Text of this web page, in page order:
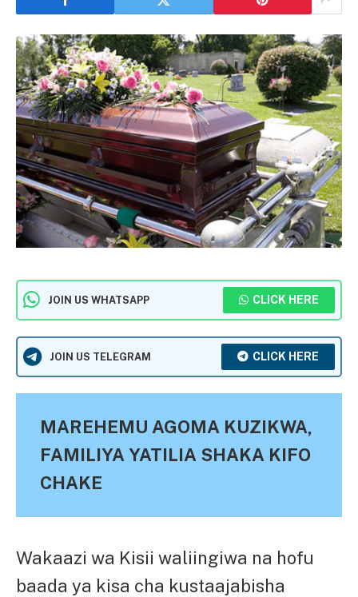
JOIN US WHATSAPP CLICK HERE
JOIN US TELEGRAM CLICK HERE
MAREHEMU AGOMA KUZIKWA,
FAMILIYA YATILIA SHAKA KIFO
CHAKE
Wakaazi wa Kisii waliingiwa na hofu
baada ya kisa cha kustaajabisha